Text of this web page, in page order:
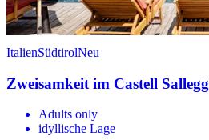
ItalienSüdtirolNeu
Zweisamkeit im Castell Sallegg
Adults only
idyllische Lage